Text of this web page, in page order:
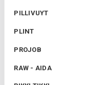
PILLIVUYT
PLINT
PROJOB
RAW - AIDA